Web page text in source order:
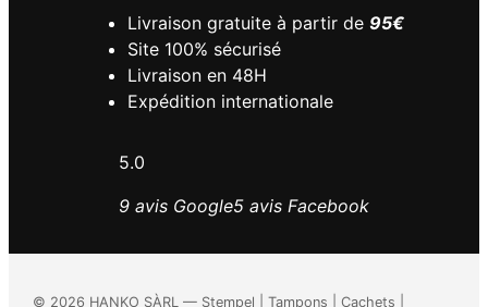
Livraison gratuite à partir de 95€
Site 100% sécurisé
Livraison en 48H
Expédition internationale
5.0
9 avis Google5 avis Facebook
© 2026 HANKO SÀRL — Stempel | Tampons | Cachets |